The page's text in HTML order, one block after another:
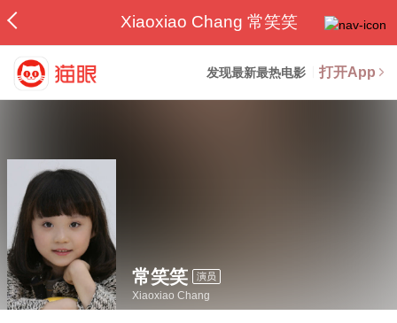
Xiaoxiao Chang 常笑笑
发现最新最热电影 打开App
常笑笑 演员
Xiaoxiao Chang